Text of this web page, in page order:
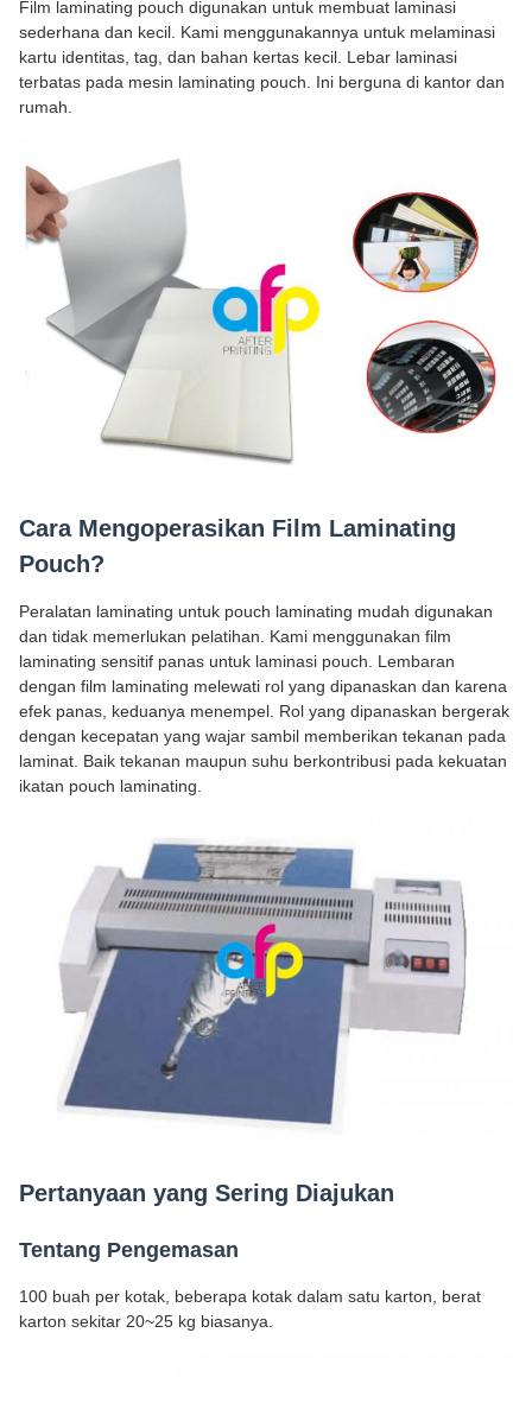
Film laminating pouch digunakan untuk membuat laminasi
sederhana dan kecil. Kami menggunakannya untuk melaminasi
kartu identitas, tag, dan bahan kertas kecil. Lebar laminasi
terbatas pada mesin laminating pouch. Ini berguna di kantor dan
rumah.
Cara Mengoperasikan Film Laminating
Pouch?
Peralatan laminating untuk pouch laminating mudah digunakan
dan tidak memerlukan pelatihan. Kami menggunakan film
laminating sensitif panas untuk laminasi pouch. Lembaran
dengan film laminating melewati rol yang dipanaskan dan karena
efek panas, keduanya menempel. Rol yang dipanaskan bergerak
dengan kecepatan yang wajar sambil memberikan tekanan pada
laminat. Baik tekanan maupun suhu berkontribusi pada kekuatan
ikatan pouch laminating.
Pertanyaan yang Sering Diajukan
Tentang Pengemasan
100 buah per kotak, beberapa kotak dalam satu karton, berat
karton sekitar 20~25 kg biasanya.